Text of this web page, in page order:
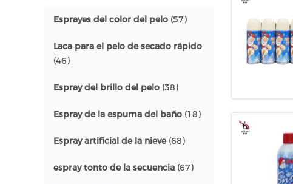
Esprayes del color del pelo (57)
Laca para el pelo de secado rápido
(46)
Espray del brillo del pelo (38)
Espray de la espuma del baño (18)
Espray artificial de la nieve(68)
espray tonto de la secuencia (67)